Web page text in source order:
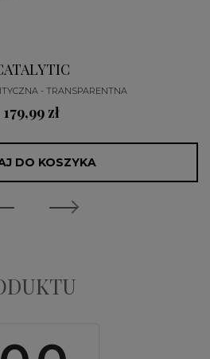
- TRANSPARENTNA
179,99 zł
DO KOSZYKA